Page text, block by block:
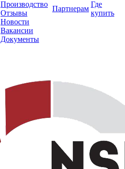
Производство
Отзывы
Новости
Вакансии
Документы
Партнерам
Где
купить